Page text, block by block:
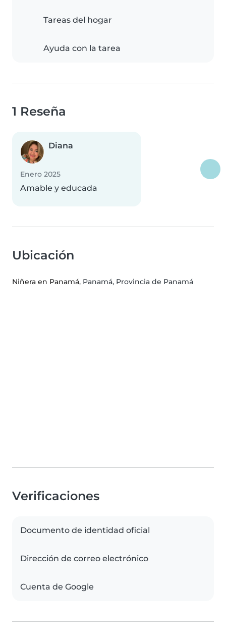
Tareas del hogar
Ayuda con la tarea
1 Reseña
Diana
Enero 2025
Amable y educada
Ubicación
Niñera en Panamá, Panamá, Provincia de Panamá
Verificaciones
Documento de identidad oficial
Dirección de correo electrónico
Cuenta de Google